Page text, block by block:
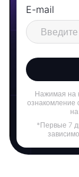
E-mail
Нажимая на
ознакомление
на
*Первые 7